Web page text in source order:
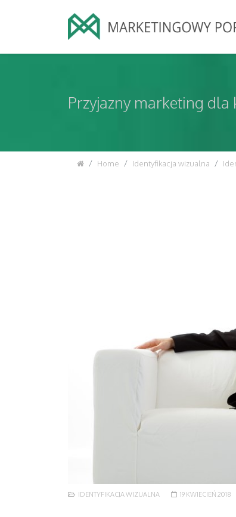
Przyjazny marketing dla
Home Identyfikacja wizualna
IDENTYFIKACJA WIZUALNA 19 KWIECIEŃ 2018